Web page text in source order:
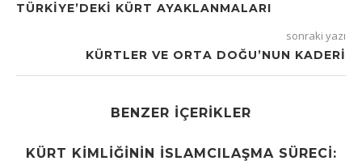
TÜRKİYE’DEKİ KÜRT AYAKLANMALARI
sonraki yazı
KÜRTLER VE ORTA DOĞU’NUN KADERI
BENZER İÇERIKLER
KÜRT KIMLIĞININ İSLAMCILAŞMA SÜRECI: